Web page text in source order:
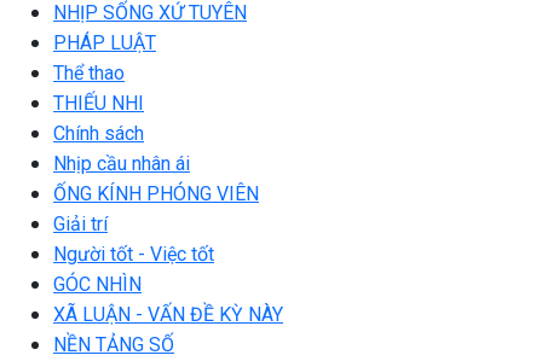
NHỊP SỐNG XỨ TUYÊN
PHÁP LUẬT
Thể thao
THIẾU NHI
Chính sách
Nhịp cầu nhân ái
ỐNG KÍNH PHÓNG VIÊN
Giải trí
Người tốt - Việc tốt
GÓC NHÌN
XÃ LUẬN - VẤN ĐỀ KỲ NÀY
NỀN TẢNG SỐ